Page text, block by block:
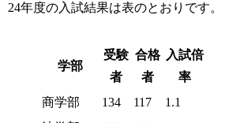
24年度の入試結果は表のとおりです。
学部
受験
者
合格
者
入試倍
率
商学部
134 117
1.1